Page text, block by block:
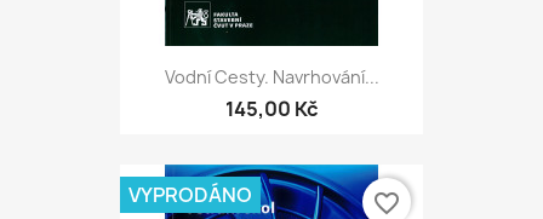
Vodní Cesty. Navrhování...
145,00 Kč
VYPRODÁNO favorite_border